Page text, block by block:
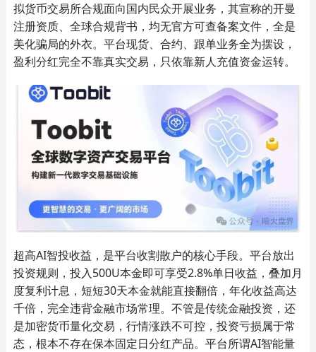
拟货币交易所合规面向国内民众开展业务，其宣称的开曼
注册资质、全球合规背书，均无官方可查备案文件，全是
美化骗局的外衣。平台现货、合约、跟单业务全为摆设，
盈利分红完全不靠真实交易，只依靠新人充值资金运转。
超高AI智投收益，是平台收割散户的核心手段。平台放出
投资规则，投入500U本金即可享受2.8%单日收益，叠加月
度复利计息，短短30天本金就能直接翻倍，年化收益高达
千倍，完全违背金融市场常理。不管是传统金融投资，还
是加密货币量化交易，行情涨跌不可控，投资亏损属于常
态，根本不存在保本固定日分红产品。平台所谓AI智能量